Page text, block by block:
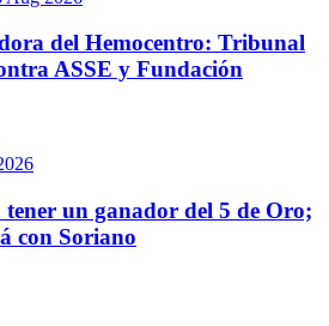
del Hemocentro: Tribunal
ASSE y Fundación
un ganador del 5 de Oro;
con Soriano